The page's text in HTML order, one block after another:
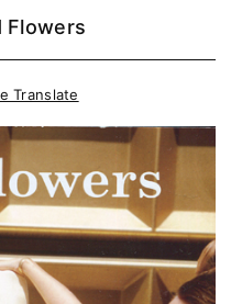
Flowers
Translate